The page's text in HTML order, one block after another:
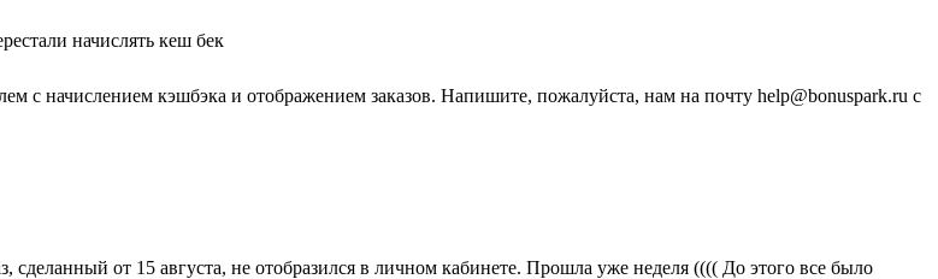
начислять кеш бек
с начислением кэшбэка и отображением заказов. Напишите, пожалуйста, нам на почту help@bonuspark.ru с
сделанный от 15 августа, не отобразился в личном кабинете. Прошла уже неделя (((( До этого все было